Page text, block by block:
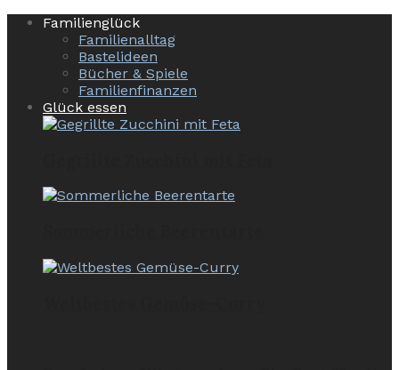
Familienglück
Familienalltag
Bastelideen
Bücher & Spiele
Familienfinanzen
Glück essen